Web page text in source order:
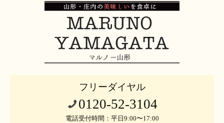
フリーダイヤル
0120-52-3104
電話受付時間：平日9:00〜17:00